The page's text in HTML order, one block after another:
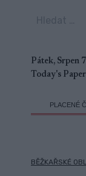
Pátek, Srpen
Today's Paper
PLACENÉ
BĚŽKAŘSKÉ